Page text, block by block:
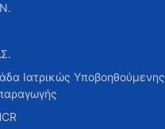
Ιατρικώς Υποβοηθούμενης